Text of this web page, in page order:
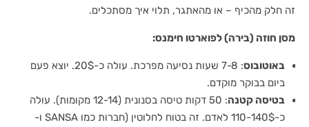
זה חלק מהכיף – או מהאתגר, תלוי איך מסתכלים.
מסן חוזה (בירה) לפוארטו חימנס:
באוטובוס
: 7-8 שעות נסיעה מפרכת. עולה כ-20$. יוצא פעם
ביום בבוקר מוקדם.
בטיסה קטנה
: 50 דקות טיסה בסנונית (12-14 מקומות). עולה
כ-110-140$ לאדם. זה בטוח לחלוטין (חברות כמו SANSA ו-